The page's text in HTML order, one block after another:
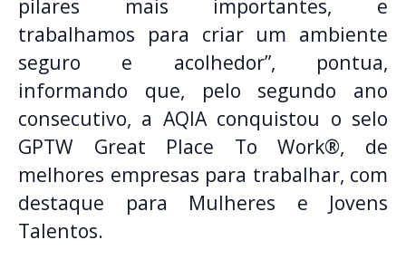
pilares mais importantes, e
trabalhamos para criar um ambiente
seguro e acolhedor”, pontua,
informando que, pelo segundo ano
consecutivo, a AQIA conquistou o selo
GPTW Great Place To Work®, de
melhores empresas para trabalhar, com
destaque para Mulheres e Jovens
Talentos.